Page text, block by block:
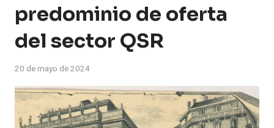
predominio de oferta
del sector QSR
20 de mayo de 2024